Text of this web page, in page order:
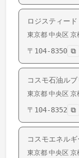
ロジスティー
東京都 中央区 京
〒 104-8350 ⧉
コスモ石油ル
東京都 中央区 京
〒 104-8352 ⧉
コスモエネル
東京都 中央区 京